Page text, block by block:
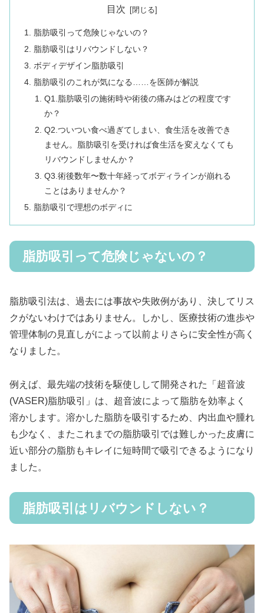
目次
脂肪吸引って危険じゃないの？
脂肪吸引はリバウンドしない？
ボディデザイン脂肪吸引
脂肪吸引のこれが気になる……を医師が解説
Q1.脂肪吸引の施術時や術後の痛みはどの程度です
か？
Q2.ついつい食べ過ぎてしまい、食生活を改善でき
ません。脂肪吸引を受ければ食生活を変えなくても
リバウンドしませんか？
Q3.術後数年〜数十年経ってボディラインが崩れる
ことはありませんか？
脂肪吸引で理想のボディに
脂肪吸引って危険じゃないの？
脂肪吸引法は、過去には事故や失敗例があり、決してリス
クがないわけではありません。しかし、医療技術の進歩や
管理体制の見直しがによって以前よりさらに安全性が高く
なりました。
例えば、最先端の技術を駆使しして開発された「超音波
(VASER)脂肪吸引」は、超音波によって脂肪を効率よく
溶かします。溶かした脂肪を吸引するため、内出血や腫れ
も少なく、またこれまでの脂肪吸引では難しかった皮膚に
近い部分の脂肪もキレイに短時間で吸引できるようになり
ました。
脂肪吸引はリバウンドしない？